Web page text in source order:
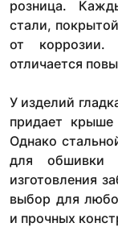
розница.
стали,
от
отличается
У изделий
придает крыше
Однако
для обшивки
изготовления
выбор для
и прочных